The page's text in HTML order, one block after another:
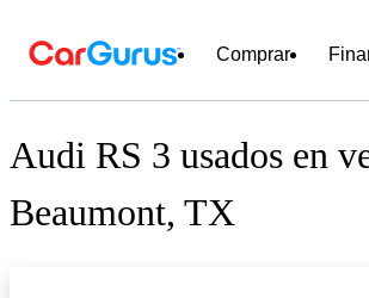
Comprar
Audi RS 3 usados en
Beaumont, TX